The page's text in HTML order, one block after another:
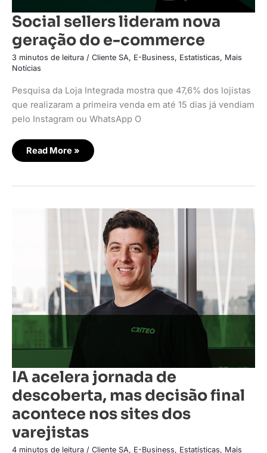
Social sellers lideram nova
geração do e-commerce
3 minutos de leitura / Cliente SA, E-Business, Estatísticas, Mais
Notícias
Pesquisa da Loja Integrada mostra que 47,6% dos lojistas
que realizaram a primeira venda em até 15 dias já vendiam
pelo Instagram ou WhatsApp O
Read More »
IA acelera jornada de
descoberta, mas decisão final
acontece nos sites dos
varejistas
4 minutos de leitura / Cliente SA, E-Business, Estatísticas, Mais
acontece
dos
varejistas